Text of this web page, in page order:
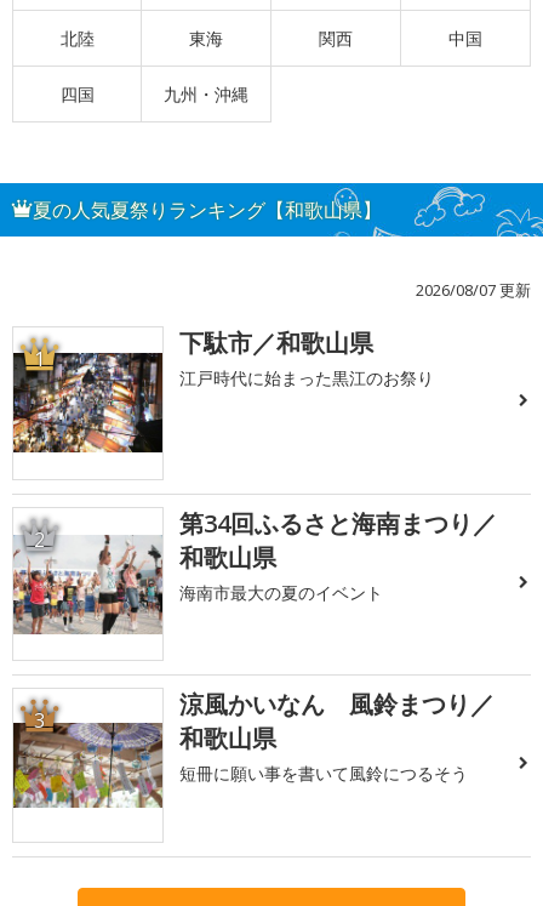
北陸 東海 関西 中国
四国 九州・沖縄
夏の人気夏祭りランキング【和歌山県】
2026/08/07 更新
1 下駄市／和歌山県
江戸時代に始まった黒江のお祭り
2
第34回ふるさと海南まつり／
和歌山県
海南市最大の夏のイベント
3
涼風かいなん 風鈴まつり／
和歌山県
短冊に願い事を書いて風鈴につるそう